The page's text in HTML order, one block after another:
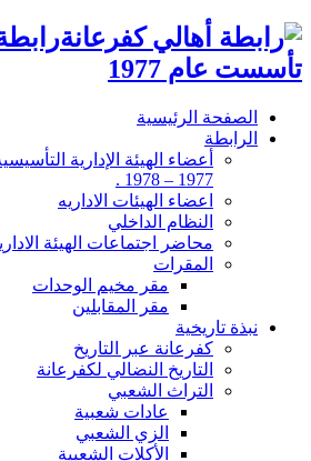
تأسست عام 1977
الصفحة الرئيسية
الرابطة
أعضاء الهيئة الإدارية
1977 – 1978 .
اعضاء الهيئات الاداريه
النظام الداخلي
محاضر اجتماعات الهيئة
المقرات
مقر مخيم الوحدات
مقر المقابلين
نبذة تاريخية
كفرعانة عبر التاريخ
التاريخ النضالي لكفرعانة
التراث الشعبي
عادات شعبية
الزي الشعبي
الأكلات الشعبية